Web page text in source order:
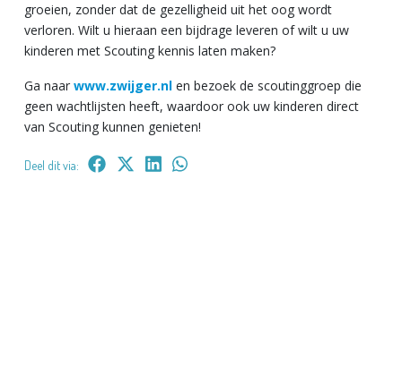
groeien, zonder dat de gezelligheid uit het oog wordt
verloren. Wilt u hieraan een bijdrage leveren of wilt u uw
kinderen met Scouting kennis laten maken?
Ga naar www.zwijger.nl en bezoek de scoutinggroep die
geen wachtlijsten heeft, waardoor ook uw kinderen direct
van Scouting kunnen genieten!
Deel dit via: